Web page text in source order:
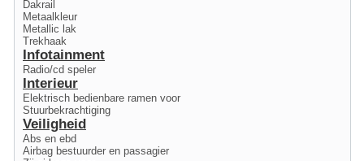
Dakrail
Metaalkleur
Metallic lak
Trekhaak
Infotainment
Radio/cd speler
Interieur
Elektrisch bedienbare ramen voor
Stuurbekrachtiging
Veiligheid
Abs en ebd
Airbag bestuurder en passagier